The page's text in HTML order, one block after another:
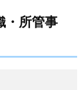
・所管事